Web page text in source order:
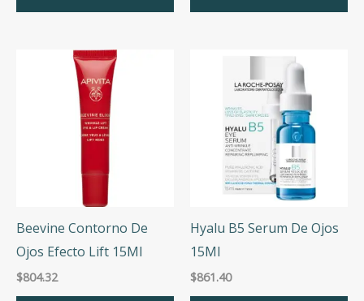
Beevine Contorno De
Ojos Efecto Lift 15Ml
$804.32
Hyalu B5 Serum De Ojos
15Ml
$861.40